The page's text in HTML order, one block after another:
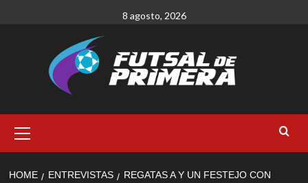
8 agosto, 2026
Menu
HOME ENTREVISTAS
REGATAS A Y UN FESTEJO CON